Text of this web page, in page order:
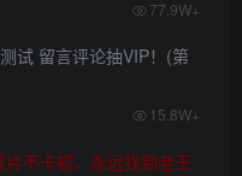
77.9W+
试 留言评论抽VIP！(第
15.8W+
不卡顿，永远找到老王